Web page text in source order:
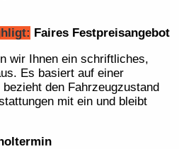
Faires Festpreis­angebot
wir Ihnen ein schriftliches,
Es basiert auf einer
bezieht den Fahrzeugzustand
mit ein und bleibt